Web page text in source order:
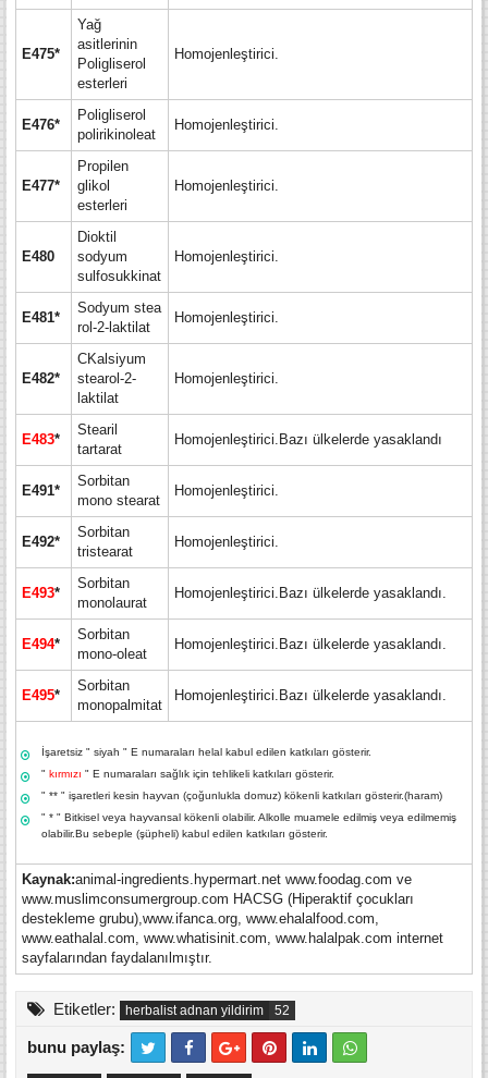
E475*
Yağ
asitlerinin
Poligliserol
esterleri
Homojenleştirici.
E476*
Poligliserol
polirikinoleat
Homojenleştirici.
E477*
Propilen
glikol
esterleri
Homojenleştirici.
E480
Dioktil
sodyum
sulfosukkinat
Homojenleştirici.
E481*
Sodyum stea
rol-2-laktilat
Homojenleştirici.
E482*
CKalsiyum
stearol-2-
laktilat
Homojenleştirici.
E483*
Stearil
tartarat
Homojenleştirici.Bazı ülkelerde yasaklandı
E491*
Sorbitan
mono stearat
Homojenleştirici.
E492*
Sorbitan
tristearat
Homojenleştirici.
E493*
Sorbitan
monolaurat
Homojenleştirici.Bazı ülkelerde yasaklandı.
E494*
Sorbitan
mono-oleat
Homojenleştirici.Bazı ülkelerde yasaklandı.
E495*
Sorbitan
monopalmitat
Homojenleştirici.Bazı ülkelerde yasaklandı.
İşaretsiz " siyah " E numaraları helal kabul edilen katkıları gösterir.
" kırmızı " E numaraları sağlık için tehlikeli katkıları gösterir.
" ** " işaretleri kesin hayvan (çoğunlukla domuz) kökenli katkıları gösterir.(haram)
" * " Bitkisel veya hayvansal kökenli olabilir. Alkolle muamele edilmiş veya edilmemiş
olabilir.Bu sebeple (şüpheli) kabul edilen katkıları gösterir.
Kaynak:animal-ingredients.hypermart.net www.foodag.com ve
www.muslimconsumergroup.com HACSG (Hiperaktif çocukları
destekleme grubu),www.ifanca.org, www.ehalalfood.com,
www.eathalal.com, www.whatisinit.com, www.halalpak.com internet
sayfalarından faydalanılmıştır.
Etiketler: herbalist adnan yildirim
bunu paylaş: